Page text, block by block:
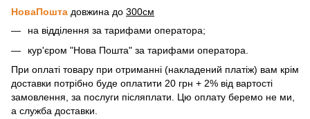
НоваПошта довжина до 300см
на відділення за тарифами оператора;
кур'єром "Нова Пошта" за тарифами оператора.
При оплаті товару при отриманні (накладений платіж) вам крім
доставки потрібно буде оплатити 20 грн + 2% від вартості
замовлення, за послуги післяплати. Цю оплату беремо не ми,
а служба доставки.